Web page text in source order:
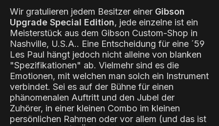
Wir gratulieren jedem Besitzer einer Gibson
Upgrade Special Edition, jede einzelne ist ein
Meisterstück aus dem Gibson Custom-Shop in
Nashville, U.S.A.. Eine Entscheidung für eine ´59
Les Paul hängt jedoch nicht alleine von blanken
"Spezifikationen" ab. Vielmehr sind es die
Emotionen, mit welchen man solch ein Instrument
verbindet. Sei es auf der Bühne für einen
phänomenalen Auftritt und den Jubel der
Zuhörer, in einer kleinen Combo im kleinen
persönlichen Rahmen oder vor allem (und das ist